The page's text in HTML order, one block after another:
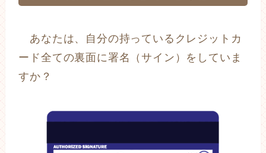
あなたは、自分の持っているクレジットカ
ード全ての裏面に署名（サイン）をしていま
すか？